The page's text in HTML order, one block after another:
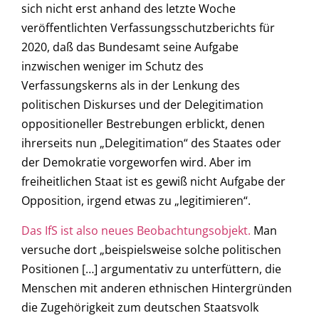
sich nicht erst anhand des letzte Woche
veröffentlichten Verfassungsschutzberichts für
2020, daß das Bundesamt seine Aufgabe
inzwischen weniger im Schutz des
Verfassungskerns als in der Lenkung des
politischen Diskurses und der Delegitimation
oppositioneller Bestrebungen erblickt, denen
ihrerseits nun „Delegitimation“ des Staates oder
der Demokratie vorgeworfen wird. Aber im
freiheitlichen Staat ist es gewiß nicht Aufgabe der
Opposition, irgend etwas zu „legitimieren“.
Das IfS ist also neues Beobachtungsobjekt. Man
versuche dort „beispielsweise solche politischen
Positionen […] argumentativ zu unterfüttern, die
Menschen mit anderen ethnischen Hintergründen
die Zugehörigkeit zum deutschen Staatsvolk